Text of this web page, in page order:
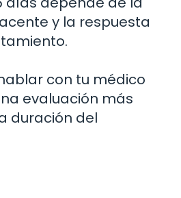
y la respuesta
con tu médico
evaluación más
duración del